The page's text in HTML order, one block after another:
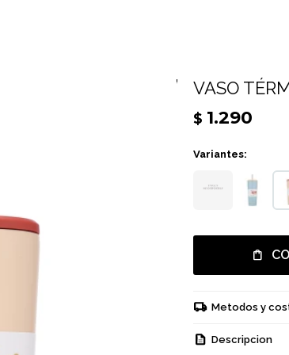
VASO
$ 1.290
Variantes:
Metodos y
Descripcion